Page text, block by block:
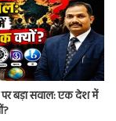
पर बड़ा सवाल: एक देश में